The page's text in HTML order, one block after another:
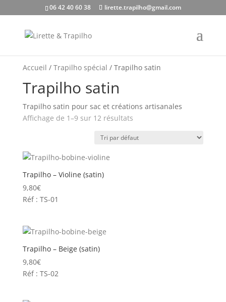
06 42 40 60 38 lirette.trapilho@gmail.com
Accueil / Trapilho spécial / Trapilho satin
Trapilho satin
Trapilho satin pour sac et créations artisanales
Affichage de 1–9 sur 12 résultats
Trapilho – Violine (satin)
9,80€
Réf : TS-01
Trapilho – Beige (satin)
9,80€
Réf : TS-02